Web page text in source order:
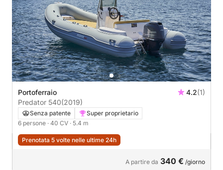
Portoferraio 4.2(1)
Predator 540(2019)
Senza patente
Super proprietario
6 persone · 40 CV · 5.4 m
Prenotata 5 volte nelle ultime 24h
A partire da 340 € /giorno